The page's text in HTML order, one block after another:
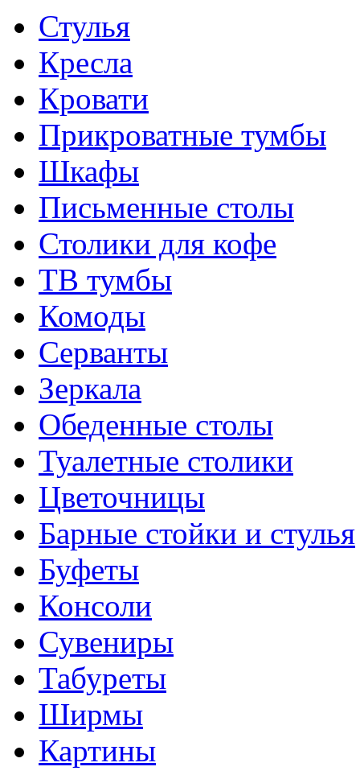
Стулья
Кресла
Кровати
Прикроватные тумбы
Шкафы
Письменные столы
Столики для кофе
ТВ тумбы
Комоды
Серванты
Зеркала
Обеденные столы
Туалетные столики
Цветочницы
Барные стойки и стулья
Буфеты
Консоли
Сувениры
Табуреты
Ширмы
Картины